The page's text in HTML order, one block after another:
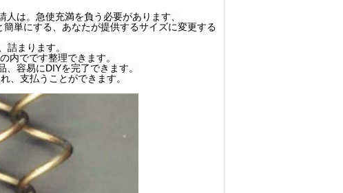
は。急使充満を負う必要があります、
単にする、あなたが提供するサイズに変更する
詰まります。
内でです整理できます。
容易にDIYを完了できます。
、支払うことができます。